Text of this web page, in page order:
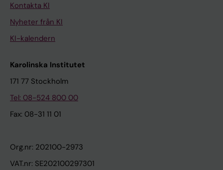
Kontakta KI
Nyheter från KI
KI-kalendern
Karolinska Institutet
171 77 Stockholm
Tel: 08-524 800 00
Fax: 08-31 11 01
Org.nr: 202100-2973
VAT.nr: SE202100297301